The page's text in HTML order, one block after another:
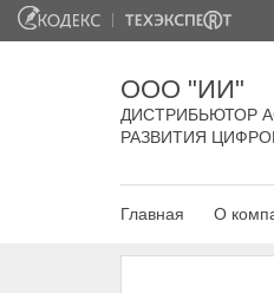
ООО "ИИ"
ДИСТРИБЬЮТОР
РАЗВИТИЯ
Главная О